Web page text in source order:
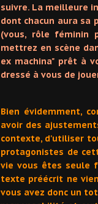
suivre. La meilleure
dont chacun aura sa
(vous, rôle féminin
mettrez en scène
ex machina" prêt à
dressé à vous de
Bien évidemment,
avoir des
contexte, d'utiliser
protagonistes de
vie vous êtes seule
texte préécrit ne
vous avez donc un